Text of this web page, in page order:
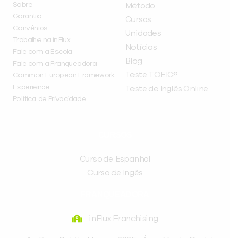
Sobre
Garantia
Convênios
Trabalhe na inFlux
Fale com a Escola
Fale com a Franqueadora
Common European Framework
Experience
Política de Privacidade
Método
Cursos
Unidades
Notícias
Blog
Teste TOEIC®
Teste de Inglês Online
Curso de Espanhol
Curso de Ingês
inFlux Franchising